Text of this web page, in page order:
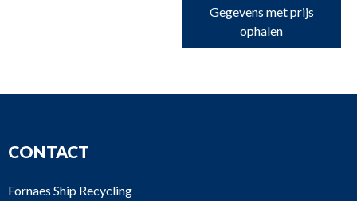
Gegevens met prijs
ophalen
CONTACT
Fornaes Ship Recycling